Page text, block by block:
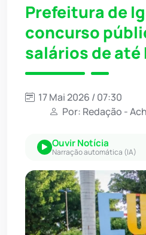
Prefeitura de
concurso
salários de até
17 Mai 2026 / 07:30
Por: Redação -
Ouvir Notícia
Narração automática (IA)